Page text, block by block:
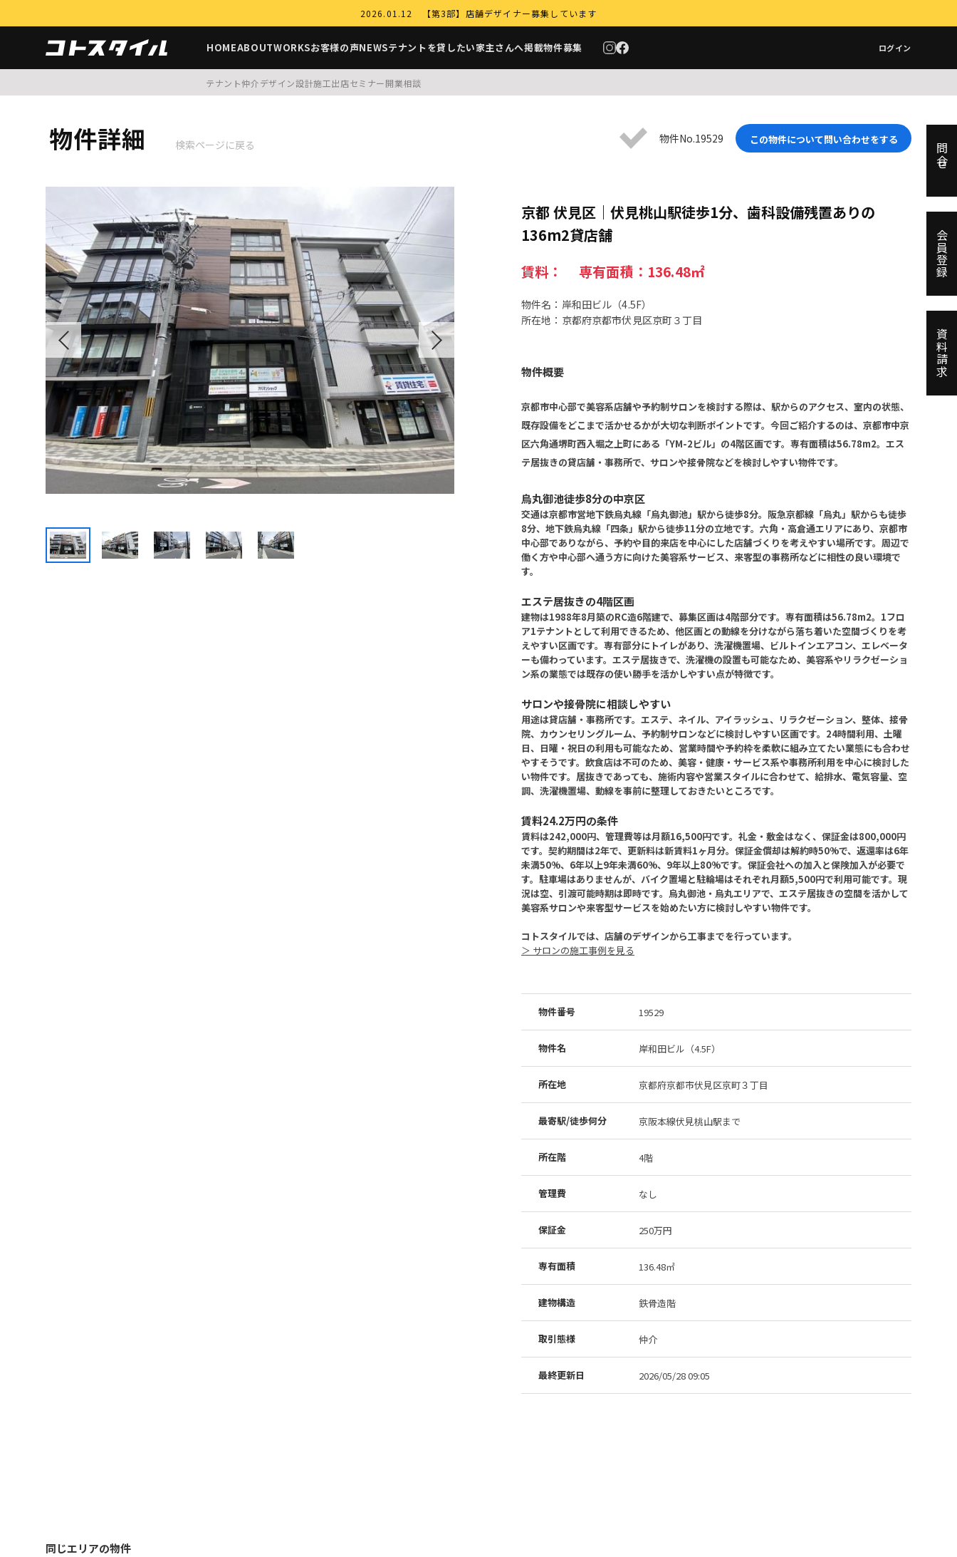
2026.01.12 【第3部】店舗デザイナー募集しています
HOMEABOUTWORKSお客様の声NEWSテナントを貸したい家主さんへ掲載物件募集 ログイン
テナント仲介デザイン設計施工出店セミナー開業相談
物件詳細 検索ページに戻る 物件No.19529 この物件について問い合わせをする
Previous
京都 伏見区｜伏見桃山駅徒歩1分、歯科設備残置ありの
136m2貸店舗
賃料： 専有面積：136.48㎡
物件名：岸和田ビル（4.5F）
所在地：京都府京都市伏見区京町３丁目
物件概要
京都市中心部で美容系店舗や予約制サロンを検討する際は、駅からのアクセス、室内の状態、
既存設備をどこまで活かせるかが大切な判断ポイントです。今回ご紹介するのは、京都市中京
区六角通堺町西入堀之上町にある「YM-2ビル」の4階区画です。専有面積は56.78m2。エス
テ居抜きの貸店舗・事務所で、サロンや接骨院などを検討しやすい物件です。
烏丸御池徒歩8分の中京区
交通は京都市営地下鉄烏丸線「烏丸御池」駅から徒歩8分。阪急京都線「烏丸」駅からも徒歩
8分、地下鉄烏丸線「四条」駅から徒歩11分の立地です。六角・高倉通エリアにあり、京都市
中心部でありながら、予約や目的来店を中心にした店舗づくりを考えやすい場所です。周辺で
働く方や中心部へ通う方に向けた美容系サービス、来客型の事務所などに相性の良い環境で
す。
エステ居抜きの4階区画
建物は1988年8月築のRC造6階建で、募集区画は4階部分です。専有面積は56.78m2。1フロ
ア1テナントとして利用できるため、他区画との動線を分けながら落ち着いた空間づくりを考
えやすい区画です。専有部分にトイレがあり、洗濯機置場、ビルトインエアコン、エレベータ
ーも備わっています。エステ居抜きで、洗濯機の設置も可能なため、美容系やリラクゼーショ
ン系の業態では既存の使い勝手を活かしやすい点が特徴です。
サロンや接骨院に相談しやすい
用途は貸店舗・事務所です。エステ、ネイル、アイラッシュ、リラクゼーション、整体、接骨
院、カウンセリングルーム、予約制サロンなどに検討しやすい区画です。24時間利用、土曜
日、日曜・祝日の利用も可能なため、営業時間や予約枠を柔軟に組み立てたい業態にも合わせ
やすそうです。飲食店は不可のため、美容・健康・サービス系や事務所利用を中心に検討した
い物件です。居抜きであっても、施術内容や営業スタイルに合わせて、給排水、電気容量、空
調、洗濯機置場、動線を事前に整理しておきたいところです。
賃料24.2万円の条件
賃料は242,000円、管理費等は月額16,500円です。礼金・敷金はなく、保証金は800,000円
です。契約期間は2年で、更新料は新賃料1ヶ月分。保証金償却は解約時50%で、返還率は6年
未満50%、6年以上9年未満60%、9年以上80%です。保証会社への加入と保険加入が必要で
す。駐車場はありませんが、バイク置場と駐輪場はそれぞれ月額5,500円で利用可能です。現
況は空、引渡可能時期は即時です。烏丸御池・烏丸エリアで、エステ居抜きの空間を活かして
美容系サロンや来客型サービスを始めたい方に検討しやすい物件です。
コトスタイルでは、店舗のデザインから工事までを行っています。
＞ サロンの施工事例を見る
物件番号 19529
物件名 岸和田ビル（4.5F）
所在地 京都府京都市伏見区京町３丁目
最寄駅/徒歩何分 京阪本線伏見桃山駅まで
所在階 4階
管理費 なし
保証金 250万円
専有面積 136.48㎡
建物構造 鉄骨造階
取引態様 仲介
最終更新日 2026/05/28 09:05
同じエリアの物件
問合せ
会員登録
資料請求